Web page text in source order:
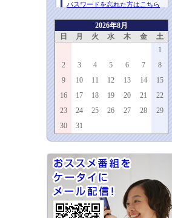
パスワードを忘れた方はこちら
2026年8月
日
月 火 水 木 金
土
1
2
3 4 5 6 7
8
9
10 11 12 13 14
15
16
17 18 19 20 21
22
23
24 25 26 27 28
29
30
31